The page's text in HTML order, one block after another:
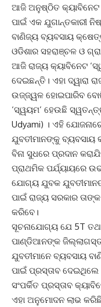
ଆଜି ଅନୁଷ୍ଠିତ କ୍ୟାବିନେଟ
ପାଇଁ ଏକ ଯୁଗାନ୍ତକାରୀ
ବାଣିଜ୍ୟ ବ୍ୟବସାୟ
ଓଡିଶାର ସହରାଞ୍ଚଳ ଓ
ଆଜି ରାଜ୍ୟ କ୍ୟାବିନେଟ
ଦେଇଛନ୍ତି। ଏହା ଦ୍ୱାରା
ଉଜ୍ଜ୍ୱଳ ହୋଇପାରିବ
‘ସ୍ୱୟମ’ ହେଉଛି
Udyami) । ଏହି
ଯୁବତୀମାନଙ୍କୁ ବ୍ୟବସାୟ
ବିନା ସୁଧରେ ପ୍ରଦାନ
ପ୍ରାଥମିକ ପର୍ଯ୍ୟାୟରେ
ଯୋଗ୍ୟ ଯୁବକ
ପାଇଁ ରାଜ୍ୟ ସରକାର
କରିବେ।
ସୂଚନାଯୋଗ୍ୟ ଯେ 5T
ପାଣ୍ଡିଆନଙ୍କ
ଯୁବତୀମାନେ ବ୍ୟବସାୟ
ପାଇଁ ପ୍ରସ୍ତାବ
ସଂପର୍କିତ ପ୍ରସ୍ତାବ
ଏହା ଅନୁମୋଦନ ଲାଭ